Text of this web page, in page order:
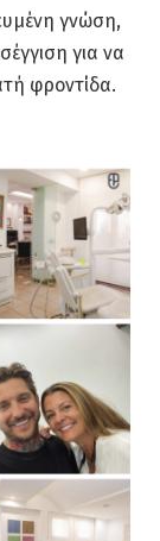
γνώση,
για να
φροντίδα.